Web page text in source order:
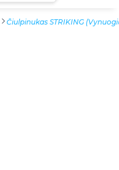
Čiulpinukas STRIKING